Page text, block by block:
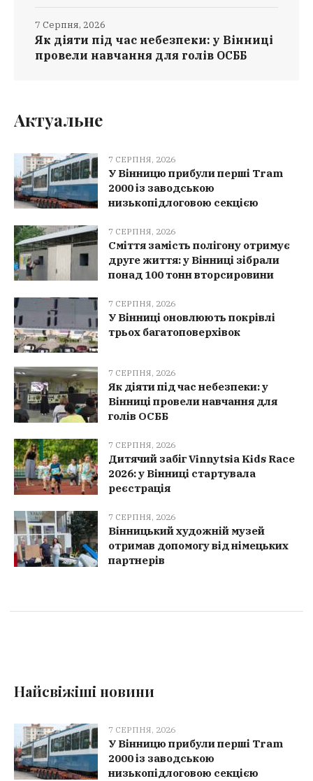
Як діяти під час небезпеки: у Вінниці
провели навчання для голів ОСББ
7 Серпня, 2026
Актуальне
7 СЕРПНЯ, 2026
У Вінницю прибули перші Tram
2000 із заводською
низькопідлоговою секцією
7 СЕРПНЯ, 2026
Сміття замість полігону отримує
друге життя: у Вінниці зібрали
понад 100 тонн вторсировини
7 СЕРПНЯ, 2026
У Вінниці оновлюють покрівлі
трьох багатоповерхівок
7 СЕРПНЯ, 2026
Як діяти під час небезпеки: у
Вінниці провели навчання для
голів ОСББ
7 СЕРПНЯ, 2026
Дитячий забіг Vinnytsia Kids Race
2026: у Вінниці стартувала
реєстрація
7 СЕРПНЯ, 2026
Вінницький художній музей
отримав допомогу від німецьких
партнерів
Найсвіжіші новини
7 СЕРПНЯ, 2026
У Вінницю прибули перші Tram
2000 із заводською
низькопідлоговою секцією